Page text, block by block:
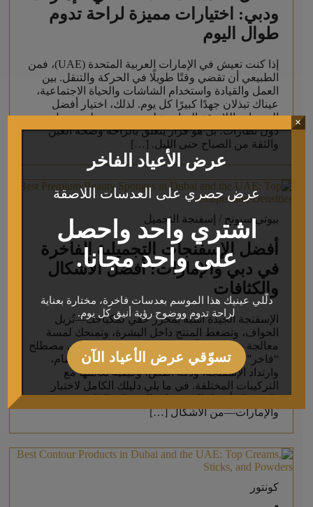
ودبي: اختيارات مميزة لراحة تدوم
طوال اليوم
إذا كنت تعيش في الإمارات العربية المتحدة (UAE)، فمن
الطبيعي أن تقضي وقتًا طويلًا في الحركة والتنقل. بين
العمل والقيادة واستخدام الشاشات والحياة الاجتماعية،
عيناك تبذلان جهدًا كبيرًا كل يوم. لذلك، اختيار أفضل
العدسات اللاصقة المناسبة ليس مجرد مظهر جميل من
دون نظارات؛ بل هو قرار يتعلق بالراحة وصحة العين
والثقة من الصباح حتى الليل. […]
بيوتي سبونج / إسفنجة التجميل
أفضل الإسفنجات التجميلية الفاخرة
في دبي والإمارات: أفضل الأشكال
والكثافات
الإسفنجة الجيدة أشبه بمحرّر خفي لمكياجك—تُزيل
الحواف، وتضغط المنتج داخل البشرة، وتمنحك لمسة
معالجة هوائيًا لا توفّرها الفرش وحدها دائمًا. لكن مصطلح
“فاخر” ليس مجرد شعار؛ بل يظهر في بنية المسام،
وارتداد الإسفنجة، ودقّة القص، وكيفية تعاملها مع
التركيبات المختلفة. في ما يلي دليلك الكامل لاختيار
واستخدام أفضل الإسفنجات التجميلية الفاخرة في دبي
والإمارات—من الأشكال […]
كونتور
عرض الأعياد الفاخر
عرض حصري على العدسات اللاصقة
اشتري واحد واحصل
على واحد مجانا.
دلّلي عينيك هذا الموسم بعدسات فاخرة، مختارة بعناية
لراحة تدوم ووضوح رؤية أنيق كل يوم.
تسوّقي عرض الأعياد الآن
×